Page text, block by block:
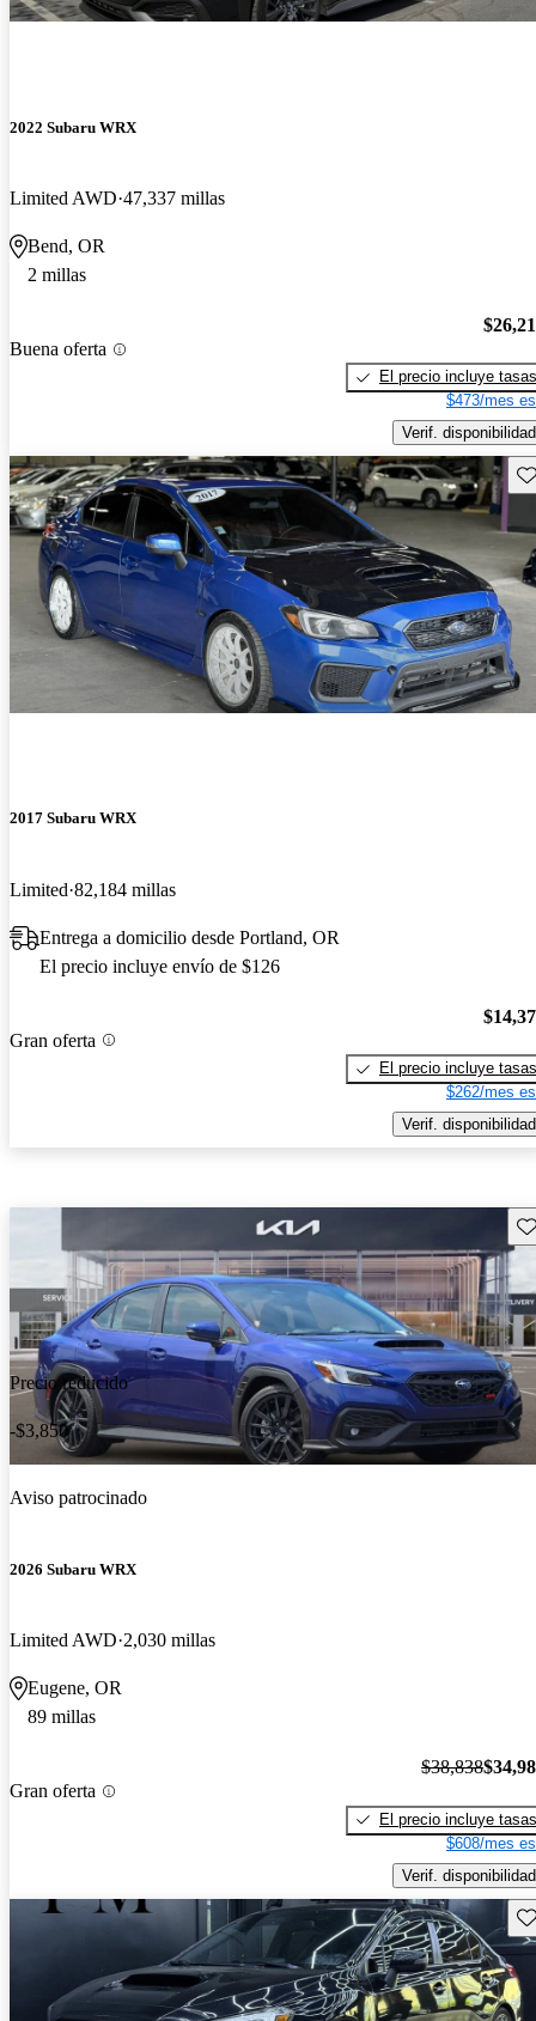
2022 Subaru WRX
Limited AWD 47,337 millas
Bend, OR
2 millas
Buena oferta
El precio incluye tasas
$473/mes
Verif. disponibilidad
2017 Subaru WRX
Limited 82,184 millas
Entrega a domicilio desde Portland, OR
El precio incluye envío de $126
Gran oferta
El precio incluye tasas
$262/mes
Verif. disponibilidad
Precio reducido
-$3,850
Aviso patrocinado
2026 Subaru WRX
Limited AWD 2,030 millas
Eugene, OR
89 millas
Gran oferta
$38,838
El precio incluye tasas
$608/mes
Verif. disponibilidad